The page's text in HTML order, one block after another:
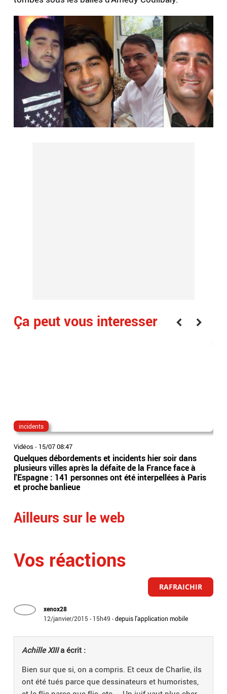
Ça peut vous interesser
incidents
Vidéos - 15/07 08:47
Quelques débordements et incidents hier soir dans
plusieurs villes après la défaite de la France face à
l'Espagne : 141 personnes ont été interpellées à Paris
et proche banlieue
Ailleurs sur le web
Vos réactions
RAFRAICHIR
xenox28
12/janvier/2015 - 15h49 -depuis l'application mobile
Achille XIIIa écrit :
Bien sur que si, on a compris. Et ceux de Charlie, ils
ont été tués parce que dessinateurs et humoristes,